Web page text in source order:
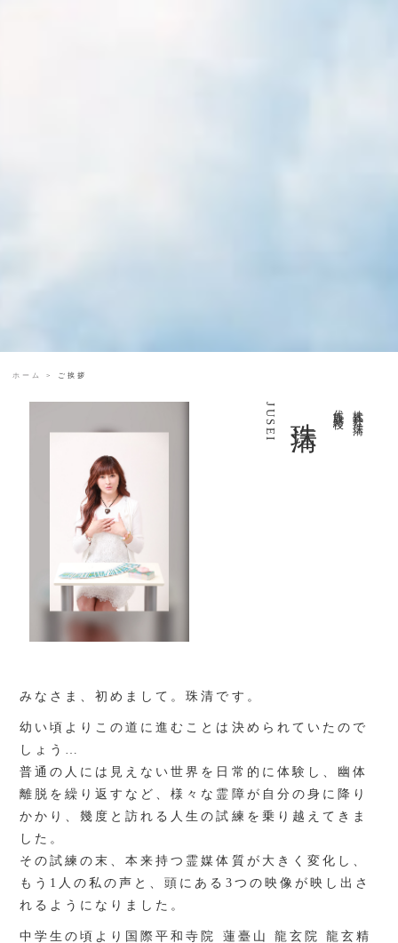
ホーム > ご挨拶
株式会社 珠清
JUSEI
みなさま、初めまして。珠清です。
幼い頃よりこの道に進むことは決められていたので
しょう…
普通の人には見えない世界を日常的に体験し、幽体
離脱を繰り返すなど、様々な霊障が自分の身に降り
かかり、幾度と訪れる人生の試練を乗り越えてきま
した。
その試練の末、本来持つ霊媒体質が大きく変化し、
もう1人の私の声と、頭にある3つの映像が映し出さ
れるようになりました。
中学生の頃より国際平和寺院 蓮臺山 龍玄院 龍玄精